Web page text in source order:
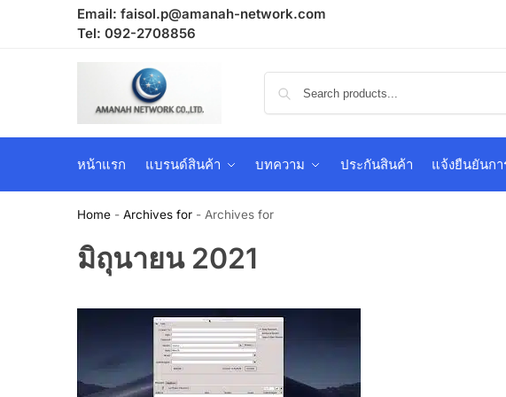
Email: faisol.p@amanah-network.com
Tel: 092-2708856
หน้าแรก แบรนด์สินค้า บทความ ประกันสินค้า แจ้งยืนยันกา
Home - Archives for - Archives for
มิถุนายน 2021